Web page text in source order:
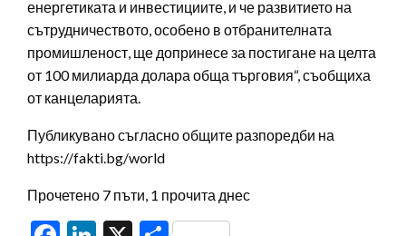
енергетиката и инвестициите, и че развитието на
сътрудничеството, особено в отбранителната
промишленост, ще допринесе за постигане на целта
от 100 милиарда долара обща търговия“, съобщиха
от канцеларията.
Публикувано съгласно общите разпоредби на
https://fakti.bg/world
Прочетено 7 пъти, 1 прочита днес